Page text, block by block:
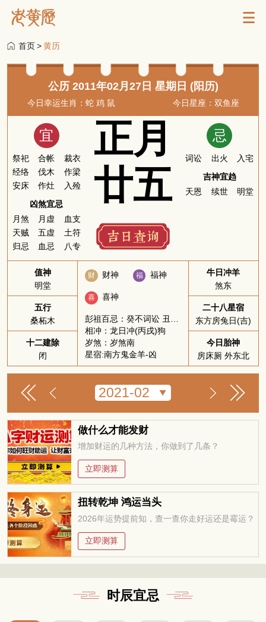
首页>黄历
公历 2011年02月27日 星期日 (阳历)
今日幸运生肖：蛇 鸡 鼠 今日星座：双鱼座
宜
祭祀 合帐
裁衣
经络
伐木
作梁
安床
作灶
入殓
凶煞宜忌
月煞
月虚
血支
天贼
五虚
土符
归忌
血忌 八专
正月
廿五
忌
词讼 出火
入宅
吉神宜趋
天恩
续世 明堂
值神
明堂
五行
桑柘木
十二建除
闭
财 财神 福 福神
喜 喜神
相冲：龙日冲(丙戌)狗
岁煞：岁煞南
星宿:南方鬼金羊-凶
牛日冲羊
煞东
二十八星宿
东方房兔日(吉)
今日胎神
房床厕 外东北
做什么才能发财
增加财运的几种方法，你做到了几条？
立即测算
扭转乾坤 鸿运当头
2026年运势提前知，查一查你走好运还是霉运？
立即测算
时辰宜忌